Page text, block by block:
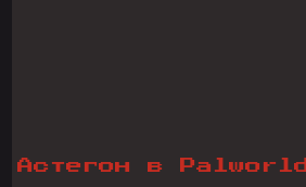
Астегон в Palworld